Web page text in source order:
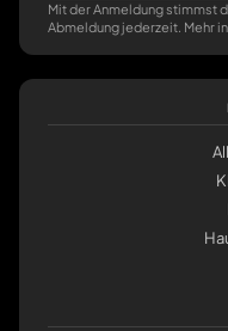
Mit der Anmeldung stimmst
Abmeldung jederzeit. Mehr